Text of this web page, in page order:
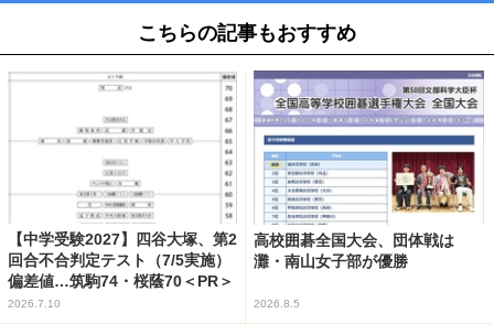
こちらの記事もおすすめ
【中学受験2027】四谷大塚、第2
回合不合判定テスト（7/5実施）
偏差値…筑駒74・桜蔭70＜PR＞
2026.7.10
高校囲碁全国大会、団体戦は
灘・南山女子部が優勝
2026.8.5